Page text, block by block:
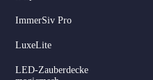
ImmerSiv Pro
LuxeLite
LED-Zauberdecke